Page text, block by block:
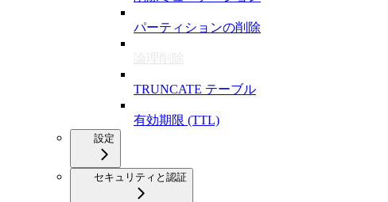
パーティションの削除
論理削除
TRUNCATE テーブル
有効期限 (TTL)
設定
セキュリティと認証